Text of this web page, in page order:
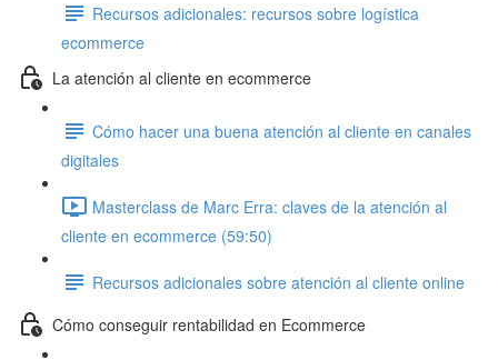
Recursos adicionales: recursos sobre logística
ecommerce
La atención al cliente en ecommerce
Cómo hacer una buena atención al cliente en canales
digitales
Masterclass de Marc Erra: claves de la atención al
cliente en ecommerce (59:50)
Recursos adicionales sobre atención al cliente online
Cómo conseguir rentabilidad en Ecommerce